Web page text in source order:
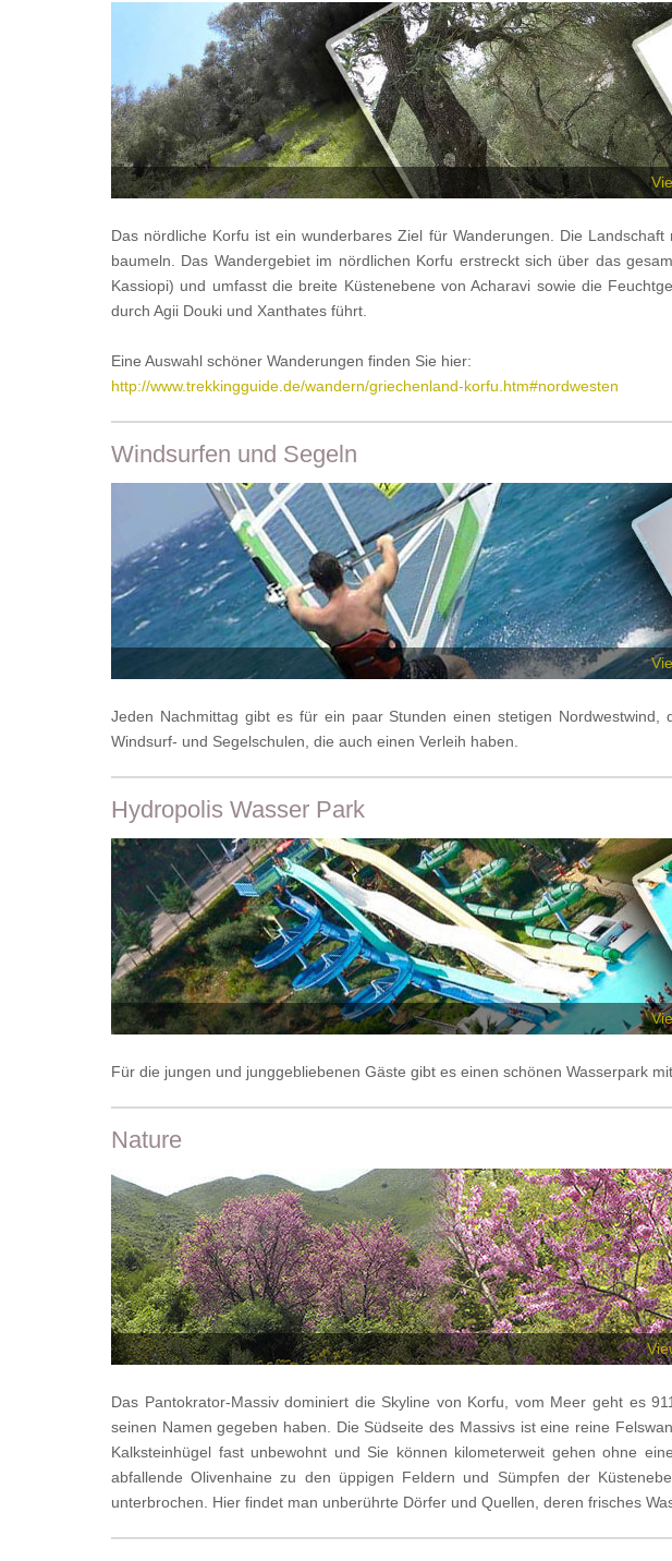
Das nördliche Korfu ist ein wunderbares Ziel für Wanderungen. Die
baumeln. Das Wandergebiet im nördlichen Korfu erstreckt sich über das
Kassiopi) und umfasst die breite Küstenebene von Acharavi sowie die
durch Agii Douki und Xanthates führt.
Eine Auswahl schöner Wanderungen finden Sie hier:
http://www.trekkingguide.de/wandern/griechenland-korfu.htm#nordwesten
Windsurfen und Segeln
Jeden Nachmittag gibt es für ein paar Stunden einen stetigen
Windsurf- und Segelschulen, die auch einen Verleih haben.
Hydropolis Wasser Park
Für die jungen und junggebliebenen Gäste gibt es einen schönen Wasserpark
Nature
Das Pantokrator-Massiv dominiert die Skyline von Korfu, vom Meer geht es
seinen Namen gegeben haben. Die Südseite des Massivs ist eine reine
Kalksteinhügel fast unbewohnt und Sie können kilometerweit gehen ohne
abfallende Olivenhaine zu den üppigen Feldern und Sümpfen der
unterbrochen. Hier findet man unberührte Dörfer und Quellen, deren frisches